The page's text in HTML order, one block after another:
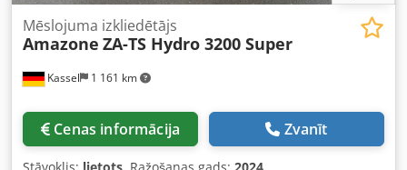
Kassel 1 161 km
Mēslojuma izkliedētājs
Amazone ZA-TS Hydro 3200 Super
Cenas informācija Zvanīt